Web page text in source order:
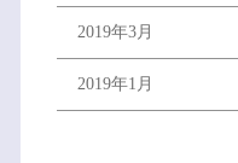
2019年3月
2019年1月